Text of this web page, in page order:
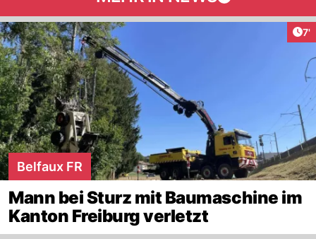
7'
Belfaux FR
Mann bei Sturz mit Baumaschine im
Kanton Freiburg verletzt